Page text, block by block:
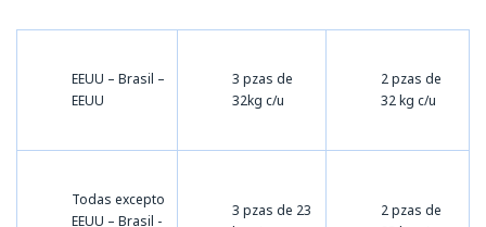
EEUU – Brasil –
EEUU
3 pzas de
32kg c/u
2 pzas de
32 kg c/u
Todas excepto
EEUU – Brasil -
3 pzas de 23
2 pzas de